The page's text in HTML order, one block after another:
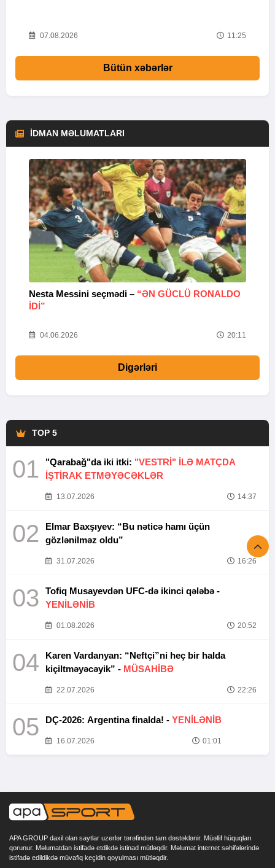
07.08.2026 11:25
Bütün xəbərlər
İDMAN MƏLUMATLARI
Nesta Messini seçmədi – “ƏN GÜCLÜ RONALDO
IDI”
04.06.2026 20:11
Digərləri
TOP 5
01 "Qarabağ"da iki itki: "VESTRİ" İLƏ MATÇDA
İŞTİRAK ETMƏYƏCƏKLƏR
13.07.2026 14:37
02
Elmar Baxşıyev: “Bu nəticə hamı üçün
gözlənilməz oldu”
31.07.2026 16:26
03
Tofiq Musayevdən UFC-də ikinci qələbə -
YENİLƏNİB
01.08.2026 20:52
04
Karen Vardanyan: “Neftçi”ni heç bir halda
kiçiltməyəcəyik” - MÜSAHİBƏ
22.07.2026 22:26
05 DÇ-2026: Argentina finalda! - YENİLƏNİB
16.07.2026 01:01
APA GROUP daxil olan saytlar uzerlər tərəfindən tam dəstəklənir. Müəllif hüquqları
qorunur. Məlumatdan istifadə etdikdə istinad mütləqdir. Məlumat internet səhifələrində
istifadə edildikdə müvafiq keçidin qoyulması mütləqdir.